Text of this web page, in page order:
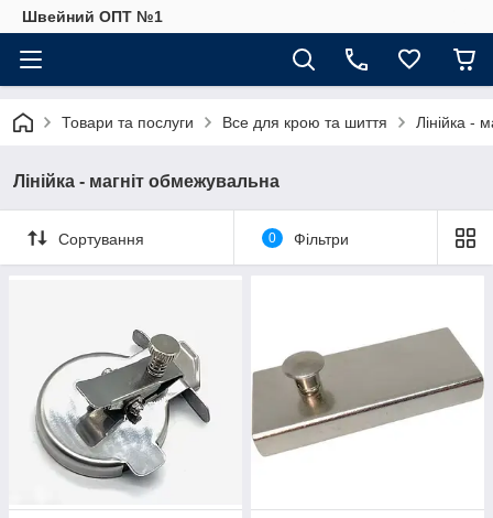
Швейний ОПТ №1
Товари та послуги Все для крою та шиття Лінійка -
Лінійка - магніт обмежувальна
Сортування 0 Фільтри